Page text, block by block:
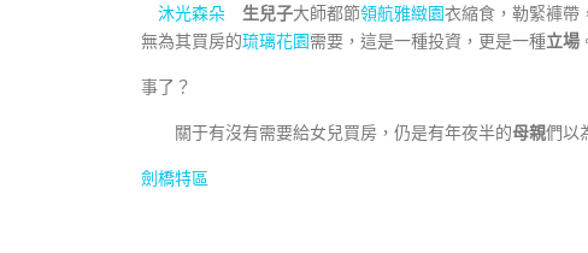
沐光森朵
生兒子大師都節領航雅緻園衣縮食，勒緊褲帶
無為其買房的琉璃花園需要，這是一種投資，更是一種立場
事了？
關于有沒有需要給女兒買房，仍是有年夜半的母親們以
劍橋特區